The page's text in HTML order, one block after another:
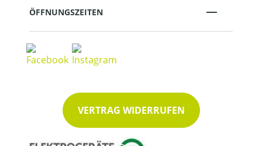
ÖFFNUNGSZEITEN
VERTRAG WIDERRUFEN